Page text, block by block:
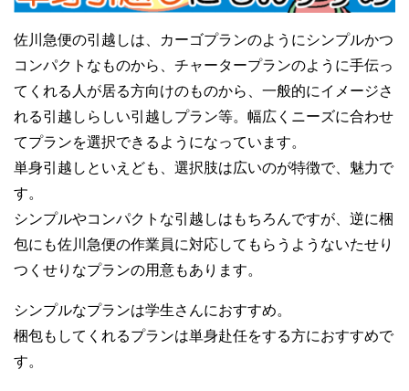
佐川急便の引越しは、カーゴプランのようにシンプルかつ
コンパクトなものから、チャータープランのように手伝っ
てくれる人が居る方向けのものから、一般的にイメージさ
れる引越しらしい引越しプラン等。幅広くニーズに合わせ
てプランを選択できるようになっています。
単身引越しといえども、選択肢は広いのが特徴で、魅力で
す。
シンプルやコンパクトな引越しはもちろんですが、逆に梱
包にも佐川急便の作業員に対応してもらうようないたせり
つくせりなプランの用意もあります。
シンプルなプランは学生さんにおすすめ。
梱包もしてくれるプランは単身赴任をする方におすすめで
す。